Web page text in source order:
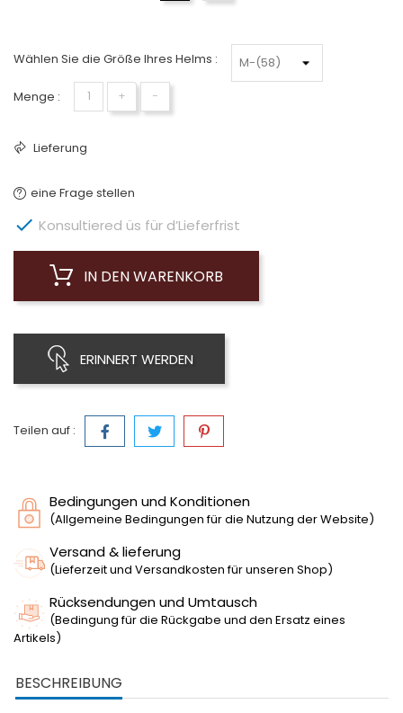
Wählen Sie die Größe Ihres Helms :
Menge : + −
Lieferung
eine Frage stellen
 Konsultiered üs für d’Lieferfrist
IN DEN WARENKORB
ERINNERT WERDEN
Teilen auf :
Bedingungen und Konditionen
(Allgemeine Bedingungen für die Nutzung der Website)
Versand & lieferung
(Lieferzeit und Versandkosten für unseren Shop)
Rücksendungen und Umtausch
(Bedingung für die Rückgabe und den Ersatz eines
Artikels)
BESCHREIBUNG